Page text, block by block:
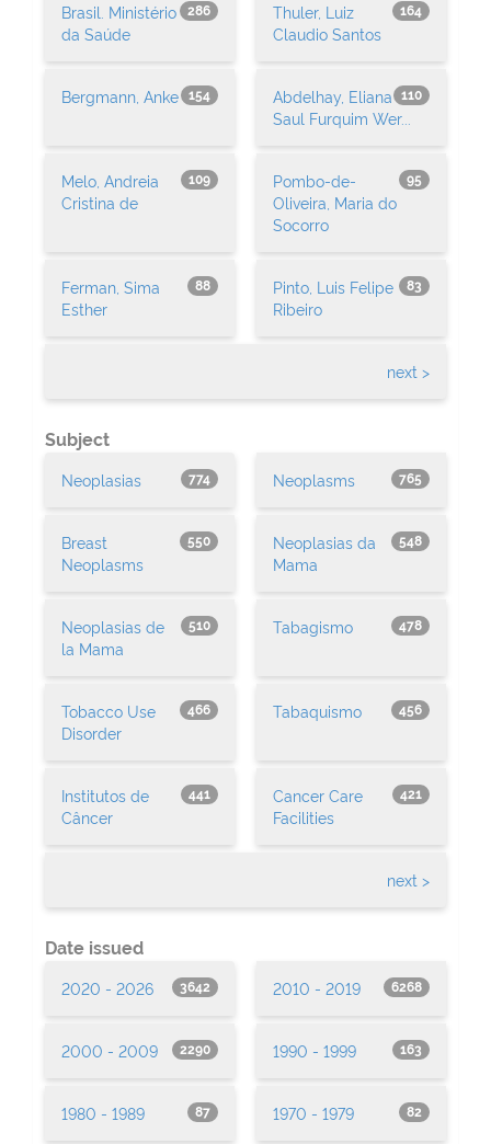
286
Brasil. Ministério
da Saúde
164
Thuler, Luiz
Claudio Santos
154
Bergmann, Anke 110
Abdelhay, Eliana
Saul Furquim Wer...
109
Melo, Andreia
Cristina de
95
Pombo-de-
Oliveira, Maria do
Socorro
88
Ferman, Sima
Esther
83
Pinto, Luis Felipe
Ribeiro
next >
Subject
774
Neoplasias 765
Neoplasms
550
Breast
Neoplasms
548
Neoplasias da
Mama
510
Neoplasias de
la Mama
478
Tabagismo
466
Tobacco Use
Disorder
456
Tabaquismo
441
Institutos de
Câncer
421
Cancer Care
Facilities
next >
Date issued
3642
2020 - 2026 6268
2010 - 2019
2290
2000 - 2009 163
1990 - 1999
87
1980 - 1989 82
1970 - 1979